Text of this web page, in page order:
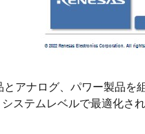
アナログ、パワー製品を
ステムレベルで最適化さ